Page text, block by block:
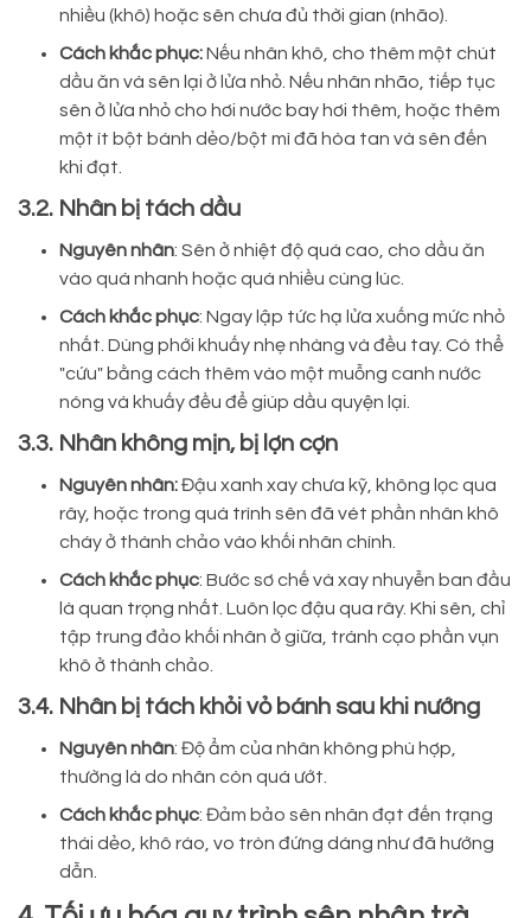
nhiều (khô) hoặc sên chưa đủ thời gian (nhão).
Cách khắc phục:Nếu nhân khô, cho thêm một chút
dầu ăn và sên lại ở lửa nhỏ. Nếu nhân nhão, tiếp tục
sên ở lửa nhỏ cho hơi nước bay hơi thêm, hoặc thêm
một ít bột bánh dẻo/bột mì đã hòa tan và sên đến
khi đạt.
3.2. Nhân bị tách dầu
Nguyên nhân: Sên ở nhiệt độ quá cao, cho dầu ăn
vào quá nhanh hoặc quá nhiều cùng lúc.
Cách khắc phục: Ngay lập tức hạ lửa xuống mức nhỏ
nhất. Dùng phới khuấy nhẹ nhàng và đều tay. Có thể
"cứu" bằng cách thêm vào một muỗng canh nước
nóng và khuấy đều để giúp dầu quyện lại.
3.3. Nhân không mịn, bị lợn cợn
Nguyên nhân:Đậu xanh xay chưa kỹ, không lọc qua
rây, hoặc trong quá trình sên đã vét phần nhân khô
cháy ở thành chảo vào khối nhân chính.
Cách khắc phục: Bước sơ chế và xay nhuyễn ban đầu
là quan trọng nhất. Luôn lọc đậu qua rây. Khi sên, chỉ
tập trung đảo khối nhân ở giữa, tránh cạo phần vụn
khô ở thành chảo.
3.4. Nhân bị tách khỏi vỏ bánh sau khi nướng
Nguyên nhân: Độ ẩm của nhân không phù hợp,
thường là do nhân còn quá ướt.
Cách khắc phục: Đảm bảo sên nhân đạt đến trạng
thái dẻo, khô ráo, vo tròn đứng dáng như đã hướng
dẫn.